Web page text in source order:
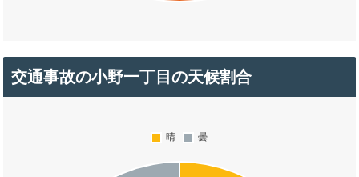
交通事故の小野一丁目の天候割合